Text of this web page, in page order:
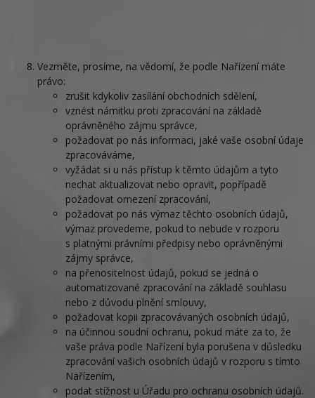
Vezměte, prosíme, na vědomí, že podle Nařízení máte
právo:
zrušit kdykoliv zasílání obchodních sdělení,
vznést námitku proti zpracování na základě
oprávněného zájmu správce,
požadovat po nás informaci, jaké vaše osobní údaje
zpracováváme,
vyžádat si u nás přístup k těmto údajům a tyto
nechat aktualizovat nebo opravit, popřípadě
požadovat omezení zpracování,
požadovat po nás výmaz těchto osobních údajů,
výmaz provedeme, pokud to nebude v rozporu
s platnými právními předpisy nebo oprávněnými
zájmy správce,
na přenositelnost údajů, pokud se jedná o
automatizované zpracování na základě souhlasu
nebo z důvodu plnění smlouvy,
požadovat kopii zpracovávaných osobních údajů,
na účinnou soudní ochranu, pokud máte za to, že
vaše práva podle Nařízení byla porušena v důsledku
zpracování vašich osobních údajů v rozporu s tímto
Nařízením,
podat stížnost u Úřadu pro ochranu osobních údajů.